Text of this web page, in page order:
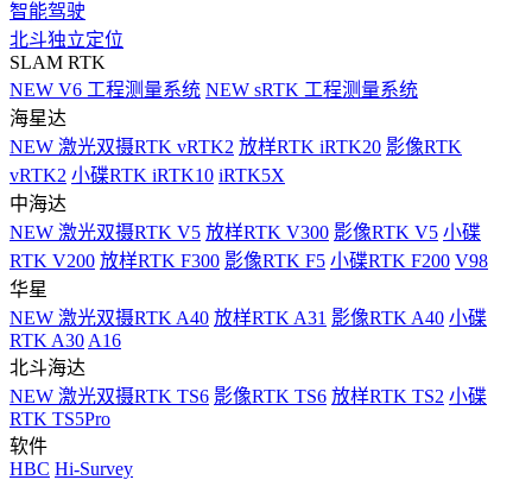
智能驾驶
北斗独立定位
SLAM RTK
NEW V6 工程测量系统 NEW sRTK 工程测量系统
海星达
NEW 激光双摄RTK vRTK2 放样RTK iRTK20 影像RTK
vRTK2 小碟RTK iRTK10 iRTK5X
中海达
NEW 激光双摄RTK V5 放样RTK V300 影像RTK V5 小碟
RTK V200 放样RTK F300 影像RTK F5 小碟RTK F200 V98
华星
NEW 激光双摄RTK A40 放样RTK A31 影像RTK A40 小碟
RTK A30 A16
北斗海达
NEW 激光双摄RTK TS6 影像RTK TS6 放样RTK TS2 小碟
RTK TS5Pro
软件
HBC Hi-Survey